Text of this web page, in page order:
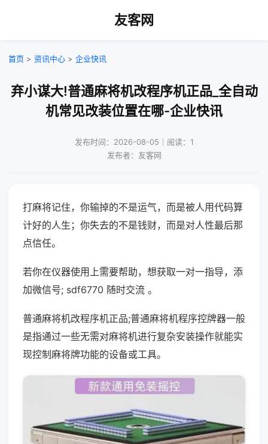
友客网
首页 > 资讯中心 > 企业快讯
弃小谋大!普通麻将机改程序机正品_全自动
机常见改装位置在哪-企业快讯
发布时间：2026-08-05｜阅读：1
发布者：友客网
打麻将记住，你输掉的不是运气，而是被人用代码算
计好的人生；你失去的不是钱财，而是对人性最后那
点信任。
若你在仪器使用上需要帮助，想获取一对一指导，添
加微信号; sdf6770 随时交流 。
普通麻将机改程序机正品;普通麻将机程序控牌器一般
是指通过一些无需对麻将机进行复杂安装操作就能实
现控制麻将牌功能的设备或工具。